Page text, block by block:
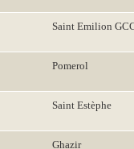
Saint Emilion
Pomerol
Saint Estèphe
Ghazir